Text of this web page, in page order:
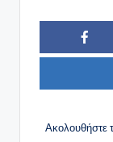
Ακολουθήστε